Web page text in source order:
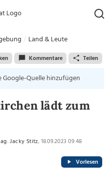
Land & Leute
Kommentare Teilen
Quelle hinzufügen
lädt zum
Jacky Stitz, 18.09.2023 09:48
Vorlesen